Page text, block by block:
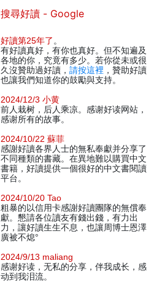
搜尋好讀 - Google
好讀第25年了 。
有好讀真好，有你也真好。但不知遍及
各地的你，究竟有多少。若你從未或很
久沒贊助過好讀， 請按這裡 ，贊助好讀
也讓我們知道你的鼓勵與支持。
2024/12/3 小黄
前人栽树，后人乘凉。感谢好读网站，
感谢所有的故事。
2024/10/22 蘇菲
感謝好讀各界人士的無私奉獻并分享了
不同種類的書藏。在異地難以購買中文
書籍，好讀提供一個很好的中文書閱讀
平台。
2024/10/20 Tao
粗暴的以信用卡感謝好讀團隊的無償奉
獻。懇請各位讀友有錢出錢，有力出
力，讓好讀生生不息，也讓周博士恩澤
廣被不熄°
2024/9/13 maliang
感谢好读，无私的分享，伴我成长，感
动到我泪流。